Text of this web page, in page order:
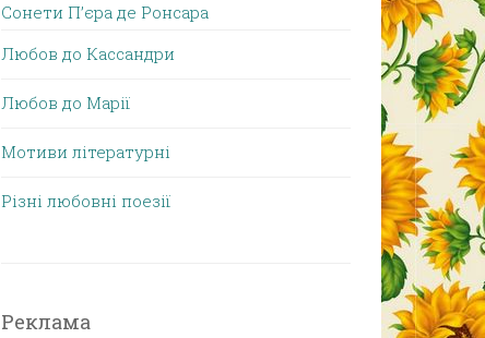
Сонети П’єра де Ронсара
Любов до Кассандри
Любов до Марії
Мотиви літературні
Різні любовні поезії
Реклама